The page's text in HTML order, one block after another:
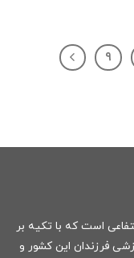
۹
است که با تکیه بر
فرزندان این کشور و